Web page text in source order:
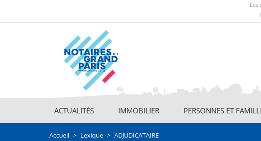
contenu
Les
navigation
ACTUALITÉS IMMOBILIER PERSONNES ET
Accueil Lexique ADJUDICATAIRE